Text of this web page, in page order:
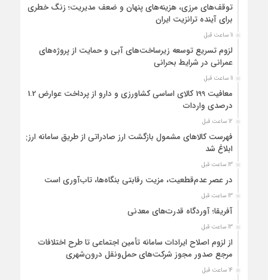
توقف‌های مرزی، هزینه‌های پنهان و ضعف مدیریت؛ زنگ خطری
برای آینده ترانزیت ایران
11 ساعت قبل
لزوم تسریع توسعه زیرساخت‌های آبی و حمایت از پروژه‌های
عمرانی در شرایط بحرانی
11 ساعت قبل
معافیت 199 کالای اساسی کشاورزی و دارو از پرداخت عوارض 1.2
درصدی واردات
12 ساعت قبل
فهرست کالاهای مشمول بازگشت ارز صادراتی از طریق سامانه ارزی
ابلاغ شد
13 ساعت قبل
در عصر عدم‌قطعیت، مزیت رقابتی بنگاه‌ها، تاب‌آوری است
13 ساعت قبل
آفریقا؛ آوردگاه قدرت‌های معدنی
13 ساعت قبل
از لزوم اصلاح ایرادات سامانه تأمین اجتماعی تا طرح اختلافات
مرجع صدور مجوز شرکت‌های حمل‌ونقل درون‌شهری
14 ساعت قبل